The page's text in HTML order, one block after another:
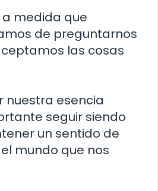
a medida que
de preguntarnos
las cosas
nuestra esencia
seguir siendo
un sentido de
mundo que nos